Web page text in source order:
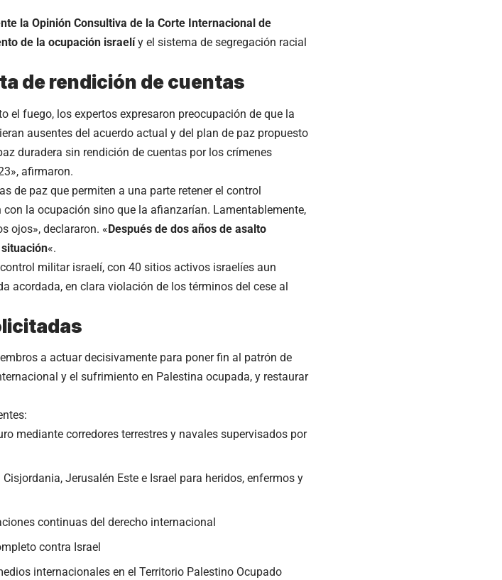
la Opinión Consultiva de la Corte Internacional de
de la ocupación israelíy el sistema de segregación racial
de rendición de cuentas
el fuego, los expertos expresaron preocupación de que la
ausentes del acuerdo actual y del plan de paz propuesto
duradera sin rendición de cuentas por los crímenes
afirmaron.
de paz que permiten a una parte retener el control
la ocupación sino que la afianzarían. Lamentablemente,
ojos», declararon. «Después de dos años de asalto
situación«.
militar israelí, con 40 sitios activos israelíes aun
acordada, en clara violación de los términos del cese al
a actuar decisivamente para poner fin al patrón de
y el sufrimiento en Palestina ocupada, y restaurar
mediante corredores terrestres y navales supervisados por
Jerusalén Este e Israel para heridos, enfermos y
continuas del derecho internacional
contra Israel
internacionales en el Territorio Palestino Ocupado